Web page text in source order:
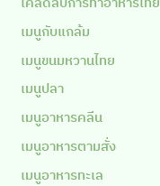
เมนูกับแกล้ม
เมนูขนมหวานไทย
เมนูปลา
เมนูอาหารคลีน
เมนูอาหารตามสั่ง
เมนูอาหารทะเล